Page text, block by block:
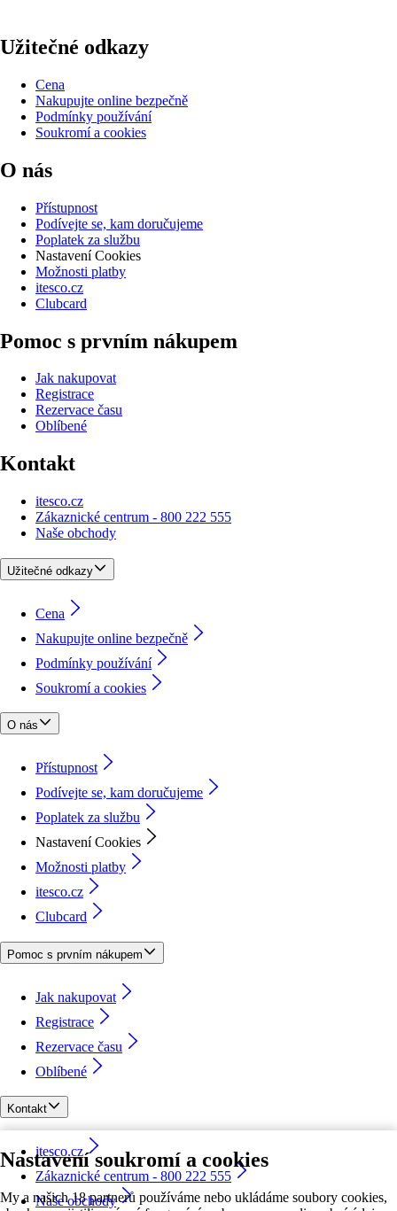
Nastavení soukromí a cookies
My a našich 18 partnerů používáme nebo ukládáme soubory cookies,
Užitečné odkazy
Cena
Nakupujte online bezpečně
Podmínky používání
Soukromí a cookies
O nás
Přístupnost
Podívejte se, kam doručujeme
Poplatek za službu
Nastavení Cookies
Možnosti platby
itesco.cz
Clubcard
Pomoc s prvním nákupem
Jak nakupovat
Registrace
Rezervace času
Oblíbené
Kontakt
itesco.cz
Zákaznické centrum - 800 222 555
Naše obchody
Užitečné odkazy
Cena
Nakupujte online bezpečně
Podmínky používání
Soukromí a cookies
O nás
Přístupnost
Podívejte se, kam doručujeme
Poplatek za službu
Nastavení Cookies
Možnosti platby
itesco.cz
Clubcard
Pomoc s prvním nákupem
Jak nakupovat
Registrace
Rezervace času
Oblíbené
Kontakt
itesco.cz
Zákaznické centrum - 800 222 555
Naše obchody